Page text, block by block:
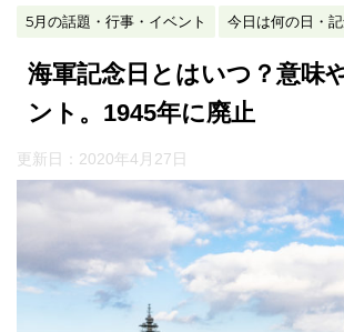
5月の話題・行事・イベント 今日は何の日・
海軍記念日とはいつ？意味
ント。1945年に廃止
更新日： 2020年4月27日